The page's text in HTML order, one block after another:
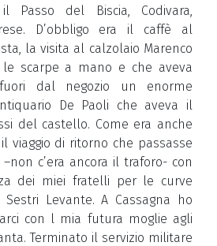
il Passo del Biscia, Codivara,
D’obbligo era il caffè al
la visita al calzolaio Marenco
le scarpe a mano e che aveva
dal negozio un enorme
De Paoli che aveva il
del castello. Come era anche
viaggio di ritorno che passasse
c’era ancora il traforo- con
dei miei fratelli per le curve
Levante. A Cassagna ho
con l mia futura moglie agli
Terminato il servizio militare